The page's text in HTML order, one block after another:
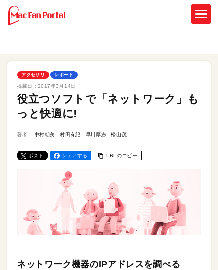
アクセサリ レポート
掲載日： 2017年3月14日
役立つソフトで「ネットワーク」も
っと快適に!
著者： 中村朝美 村田有紀 早川厚志 松山茂
ポスト シェアする URLのコピー
ネットワーク機器のIPアドレスを調べる